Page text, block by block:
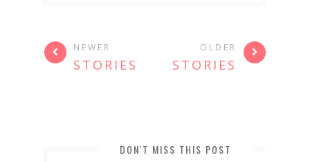
NEWER
STORIES
OLDER
STORIES
DON'T MISS THIS POST